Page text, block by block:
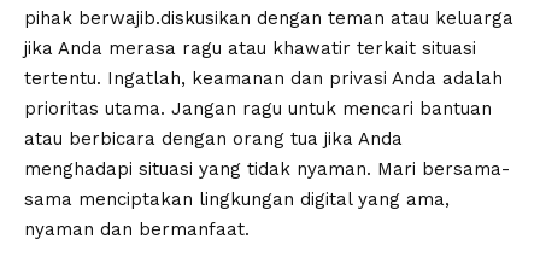
pihak berwajib.diskusikan dengan teman atau keluarga
jika Anda merasa ragu atau khawatir terkait situasi
tertentu. Ingatlah, keamanan dan privasi Anda adalah
prioritas utama. Jangan ragu untuk mencari bantuan
atau berbicara dengan orang tua jika Anda
menghadapi situasi yang tidak nyaman. Mari bersama-
sama menciptakan lingkungan digital yang ama,
nyaman dan bermanfaat.